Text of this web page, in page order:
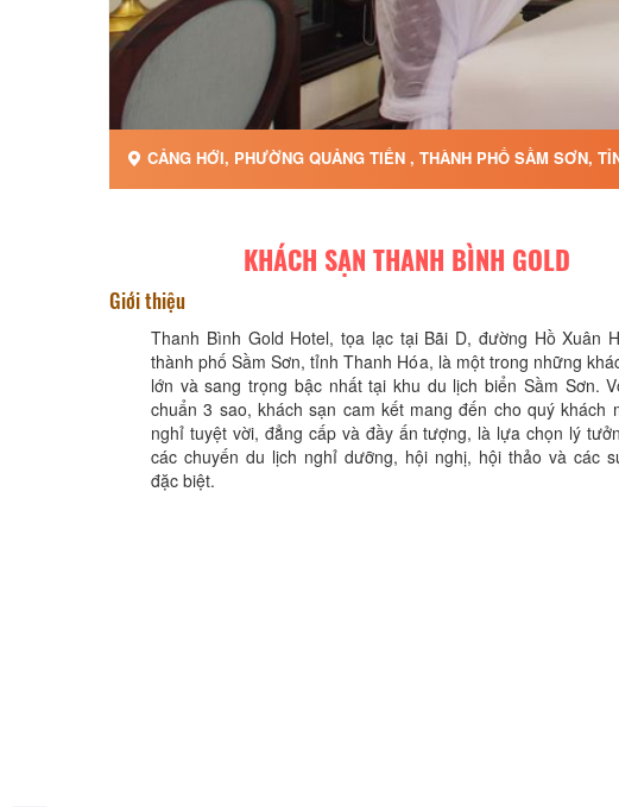
CẢNG HỚI, PHƯỜNG QUẢNG TIẾN , THÀNH PHỐ SẦM SƠN,
KHÁCH SẠN THANH BÌNH GOLD
Giới thiệu
Thanh Bình Gold Hotel, tọa lạc tại Bãi D, đường Hồ Xuân
thành phố Sầm Sơn, tỉnh Thanh Hóa, là một trong những
lớn và sang trọng bậc nhất tại khu du lịch biển Sầm Sơn.
chuẩn 3 sao, khách sạn cam kết mang đến cho quý khách
nghỉ tuyệt vời, đẳng cấp và đầy ấn tượng, là lựa chọn lý
các chuyến du lịch nghỉ dưỡng, hội nghị, hội thảo và các
đặc biệt.